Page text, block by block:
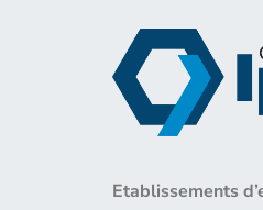
Etablissements